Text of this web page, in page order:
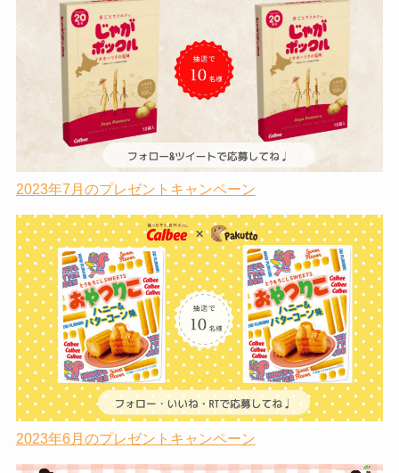
2023年7月のプレゼントキャンペーン
2023年6月のプレゼントキャンペーン